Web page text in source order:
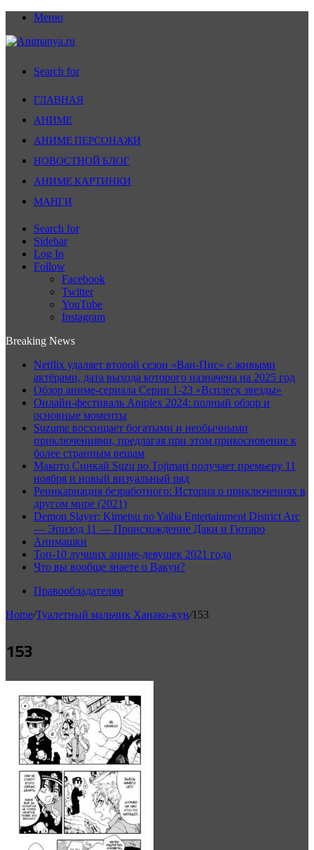
Меню
Search for
ГЛАВНАЯ
АНИМЕ
АНИМЕ ПЕРСОНАЖИ
НОВОСТНОЙ БЛОГ
АНИМЕ КАРТИНКИ
МАНГИ
Search for
Sidebar
Log In
Follow
Facebook
Twitter
YouTube
Instagram
Breaking News
Netflix удаляет второй сезон «Ван-Пис» с живыми
актёрами, дата выхода которого назначена на 2025 год
Обзор аниме-сериала Серии 1-23 «Всплеск звезды»
Онлайн-фестиваль Aniplex 2024: полный обзор и
основные моменты
Suzume восхищает богатыми и необычными
приключениями, предлагая при этом прикосновение к
более странным вещам
Макото Синкай Suzu no Tojimari получает премьеру 11
ноября и новый визуальный ряд
Реинкарнация безработного: История о приключениях в
другом мире (2021)
Demon Slayer: Kimetsu no Yaiba Entertainment District Arc
— Эпизод 11 — Происхождение Даки и Гютаро
Анимашки
Топ-10 лучших аниме-девушек 2021 года
Что вы вообще знаете о Вакуи?
Правообладателям
Home/Туалетный мальчик Ханако-кун/153
153